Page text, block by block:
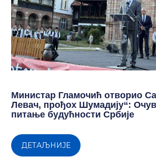
Министар Гламочић отворио
Левач, прођох Шумадију“:
питање будућности Србије
ДЕТАЉНИЈЕ